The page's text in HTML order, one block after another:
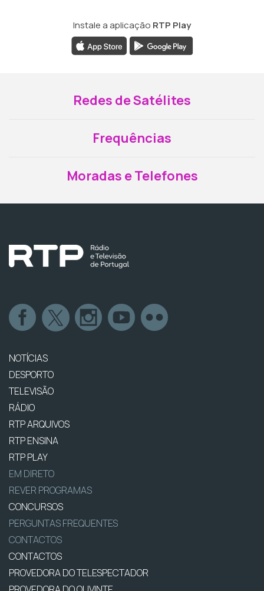
Instale a aplicação RTP Play
Redes de Satélites
Frequências
Moradas e Telefones
NOTÍCIAS
DESPORTO
TELEVISÃO
RÁDIO
RTP ARQUIVOS
RTP ENSINA
RTP PLAY
EM DIRETO
REVER PROGRAMAS
CONCURSOS
PERGUNTAS FREQUENTES
CONTACTOS
CONTACTOS
PROVEDORA DO TELESPECTADOR